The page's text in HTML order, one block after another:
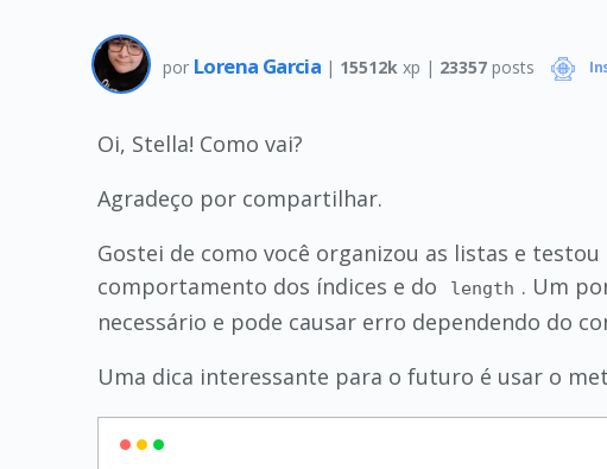
por Lorena Garcia | 15512k xp | 23357posts
Oi, Stella! Como vai?
Agradeço por compartilhar.
Gostei de como você organizou as listas e
comportamento dos índices e do
length . Um
necessário e pode causar erro dependendo do
Uma dica interessante para o futuro é usar o